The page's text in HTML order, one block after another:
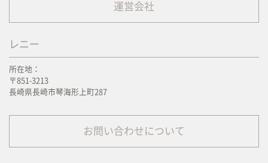
運営会社
レニー
所在地：
〒851-3213
長崎県長崎市琴海形上町287
お問い合わせについて